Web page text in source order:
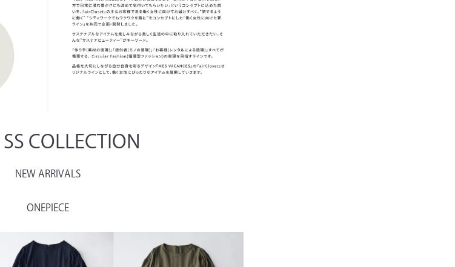
COLLECTION
NEW ARRIVALS
ONEPIECE